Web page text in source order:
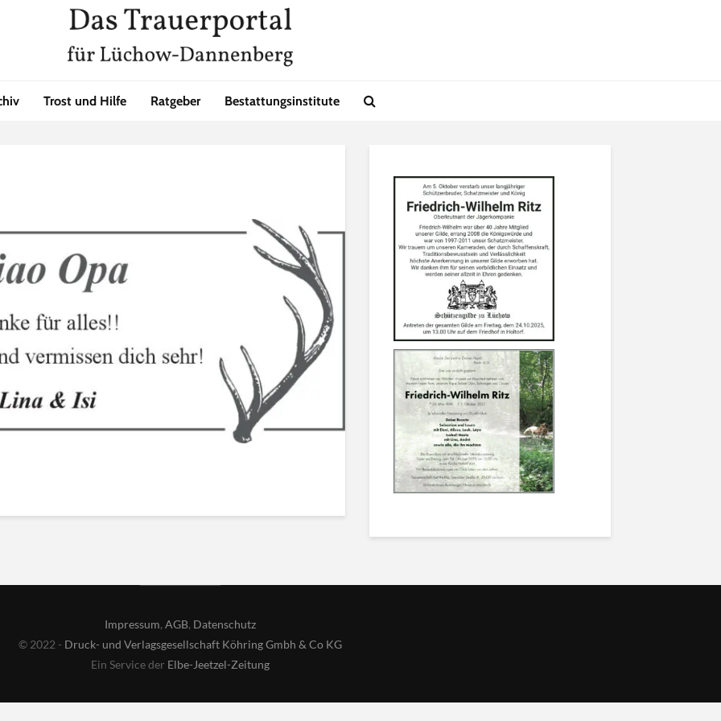
Trost und Hilfe Ratgeber Bestattungsinstitute
Impressum, AGB, Datenschutz
© 2022 - Druck- und Verlagsgesellschaft Köhring Gmbh & Co KG
Ein Service der Elbe-Jeetzel-Zeitung